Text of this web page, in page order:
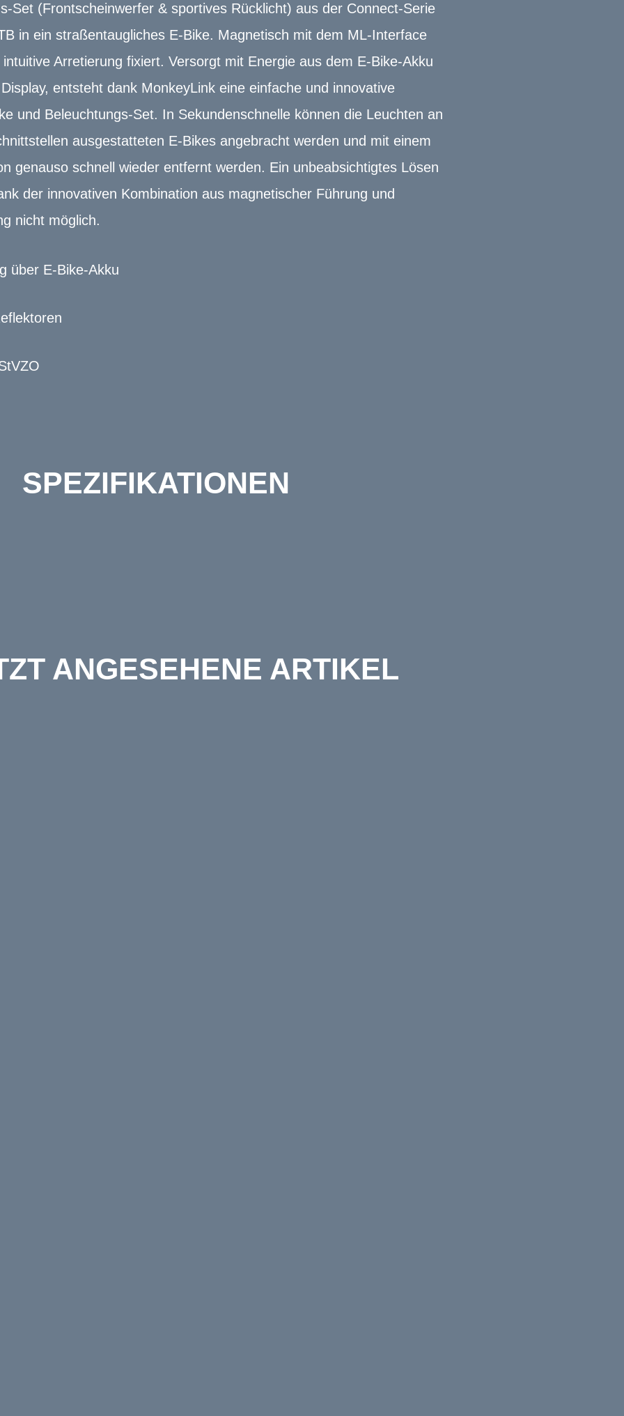
Set (Frontscheinwerfer & sportives Rücklicht) aus der Connect-Serie
in ein straßentaugliches E-Bike. Magnetisch mit dem ML-Interface
Arretierung fixiert. Versorgt mit Energie aus dem E-Bike-Akku
entsteht dank MonkeyLink eine einfache und innovative
und Beleuchtungs-Set. In Sekundenschnelle können die Leuchten an
ausgestatteten E-Bikes angebracht werden und mit einem
genauso schnell wieder entfernt werden. Ein unbeabsichtigtes Lösen
der innovativen Kombination aus magnetischer Führung und
nicht möglich.
über E-Bike-Akku
SPEZIFIKATIONEN
ANGESEHENE ARTIKEL